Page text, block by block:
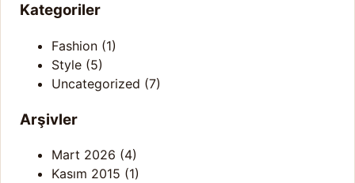
Kategoriler
Fashion (1)
Style (5)
Uncategorized (7)
Arşivler
Mart 2026 (4)
Kasım 2015 (1)